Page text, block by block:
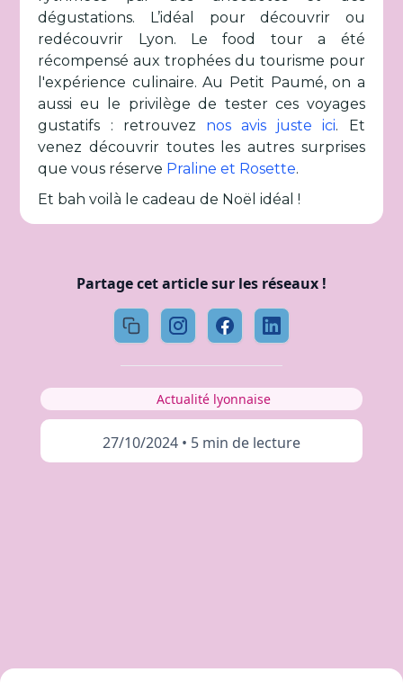
dégustations. L’idéal pour découvrir ou
redécouvrir Lyon. Le food tour a été
récompensé aux trophées du tourisme pour
l'expérience culinaire. Au Petit Paumé, on a
aussi eu le privilège de tester ces voyages
gustatifs : retrouvez nos avis juste ici. Et
venez découvrir toutes les autres surprises
que vous réserve Praline et Rosette.
Et bah voilà le cadeau de Noël idéal !
Partage cet article sur les réseaux !
Actualité lyonnaise
27/10/2024 • 5 min de lecture